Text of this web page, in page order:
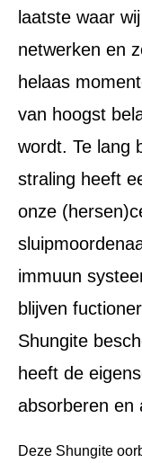
laatste waar
netwerken en
helaas
van hoogst
wordt. Te lang
straling heeft
onze
immuun
blijven
Shungite
heeft de
absorberen en
Deze Shungite